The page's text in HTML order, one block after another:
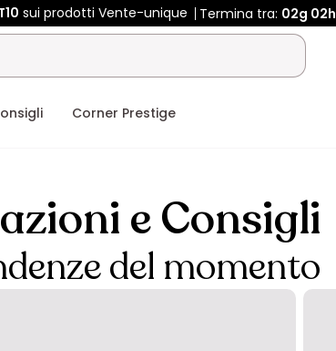
sui prodotti Vente-unique Termina tra: 02g 02h
Corner Prestige
e Consigli
del momento